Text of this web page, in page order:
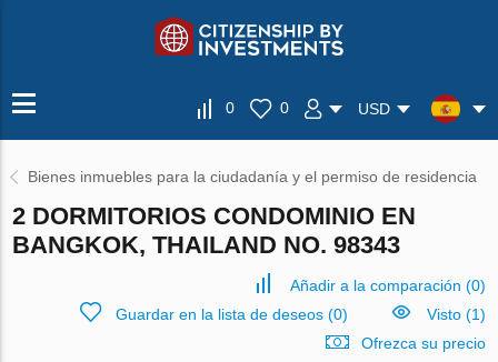
0 0 USD
Bienes inmuebles para la ciudadanía y el permiso de residencia
2 DORMITORIOS CONDOMINIO EN
BANGKOK, THAILAND NO. 98343
Añadir a la comparación (0)
Guardar en la lista de deseos(0)
Visto (1)
Ofrezca su precio